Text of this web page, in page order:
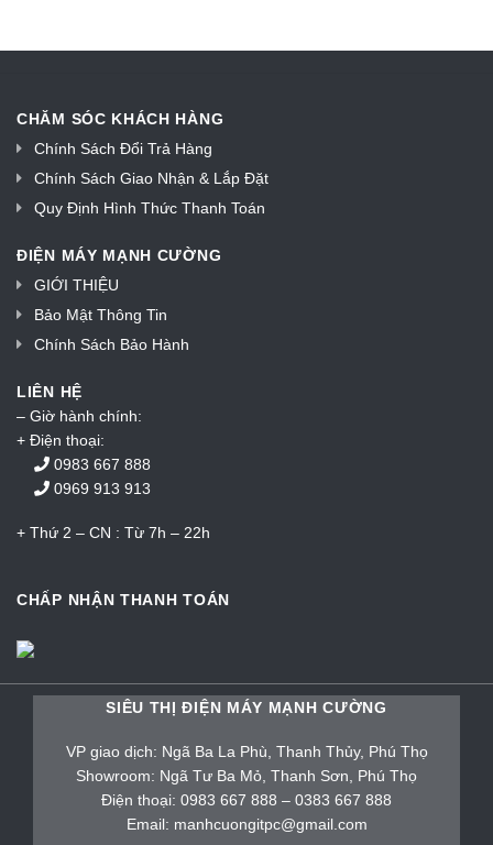
CHĂM SÓC KHÁCH HÀNG
Chính Sách Đổi Trả Hàng
Chính Sách Giao Nhận & Lắp Đặt
Quy Định Hình Thức Thanh Toán
ĐIỆN MÁY MẠNH CƯỜNG
GIỚI THIỆU
Bảo Mật Thông Tin
Chính Sách Bảo Hành
LIÊN HỆ
– Giờ hành chính:
+ Điện thoại:
0983 667 888
0969 913 913
+ Thứ 2 – CN : Từ 7h – 22h
CHẤP NHẬN THANH TOÁN
SIÊU THỊ ĐIỆN MÁY MẠNH CƯỜNG
VP giao dịch: Ngã Ba La Phù, Thanh Thủy, Phú Thọ
Showroom: Ngã Tư Ba Mỏ, Thanh Sơn, Phú Thọ
Điện thoại: 0983 667 888 – 0383 667 888
Email: manhcuongitpc@gmail.com